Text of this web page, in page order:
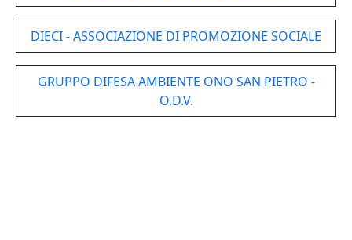
DIECI - ASSOCIAZIONE DI PROMOZIONE SOCIALE
GRUPPO DIFESA AMBIENTE ONO SAN PIETRO -
O.D.V.